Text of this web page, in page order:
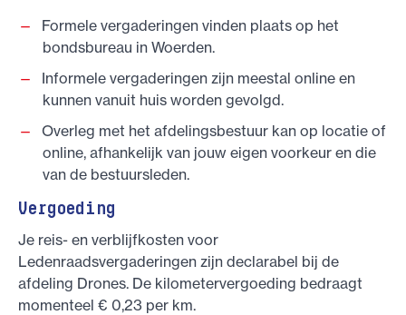
Formele vergaderingen vinden plaats op het
bondsbureau in Woerden.
Informele vergaderingen zijn meestal online en
kunnen vanuit huis worden gevolgd.
Overleg met het afdelingsbestuur kan op locatie of
online, afhankelijk van jouw eigen voorkeur en die
van de bestuursleden.
Vergoeding
Je reis- en verblijfkosten voor
Ledenraadsvergaderingen zijn declarabel bij de
afdeling Drones. De kilometervergoeding bedraagt
momenteel € 0,23 per km.